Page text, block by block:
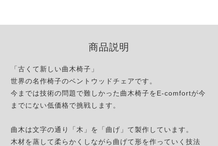
商品説明
「古くて新しい曲木椅子」
世界の名作椅子のベントウッドチェアです。
今までは技術の問題で難しかった曲木椅子をE-comfortが今
までにない低価格で挑戦します。
曲木は文字の通り「木」を「曲げ」て製作しています。
木材を蒸して柔らかくしながら曲げて形を作っていく技法